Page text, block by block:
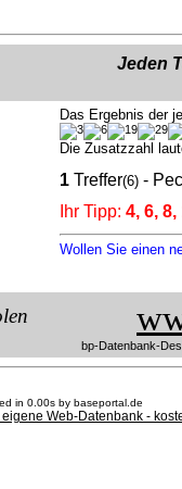
Jeden
Das Ergebnis der
Die Zusatzzahl
1 Treffer(6) -
Ihr Tipp: 4, 6, 8,
Wollen Sie einen
bp-Datenbank-
in 0.00s by baseportal.de
Web-Datenbank -